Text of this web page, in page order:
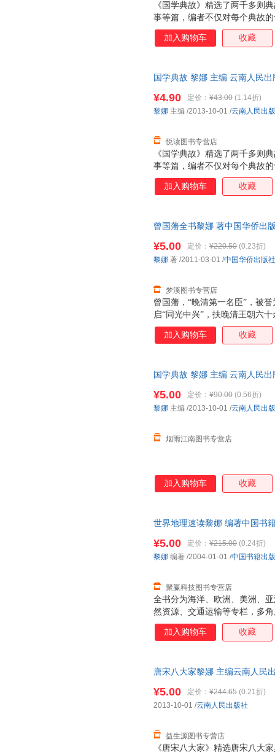
《国学典故》精选了两千多则
事等篇，编者不仅对每个典故
以通俗易懂的语言将它们背后
其源，又了解其中所蕴含的丰
加入购物车 收藏
国学典故 黎娜 主编 云南人民
《国学典故》精选了两千多则
事等篇，编者不仅对每个典故
以通俗易懂的语言将它们背后
其源，又了解其中所蕴含的丰
¥4.90 定价： ¥43.00 (1.14折)
悦读图书专营店
黎娜 主编 /2013-10-01 /云南人民出
加入购物车 收藏
曾国藩全书黎娜 著中国华侨出
曾国藩，“晚清第一名臣”，被
启“同光中兴”，扶晚清王朝六
毛泽东云：“愚于近人，独服曾
生、无权的在籍侍郎，昂然崛
的成功谋略，学习其修身智慧
的为官历程为经，以其在官场
曾国藩人生谋略中可借鉴的部
¥5.00 定价： ¥220.50 (0.23折)
梦溪图书专营店
黎娜 著 /2011-03-01 /中国华侨出版社
加入购物车 收藏
国学典故 黎娜 主编 云南人民
¥5.00 定价： ¥90.00 (0.56折)
烟雨江南图书专营店
黎娜 主编 /2013-10-01 /云南人民出
加入购物车 收藏
世界地理速读黎娜 编著中国书
全书分为海洋、欧洲、美洲、
然资源、交通运输等专栏，多
¥5.00 定价： ¥215.00 (0.24折)
聚赢科技图书专营店
黎娜 编著 /2004-01-01 /中国书籍出
加入购物车 收藏
唐宋八大家黎娜 主编云南人民
《唐宋八大家》精选唐宋八大
¥5.00 定价： ¥244.65 (0.21折)
益生源图书专营店
2013-10-01 /云南人民出版社